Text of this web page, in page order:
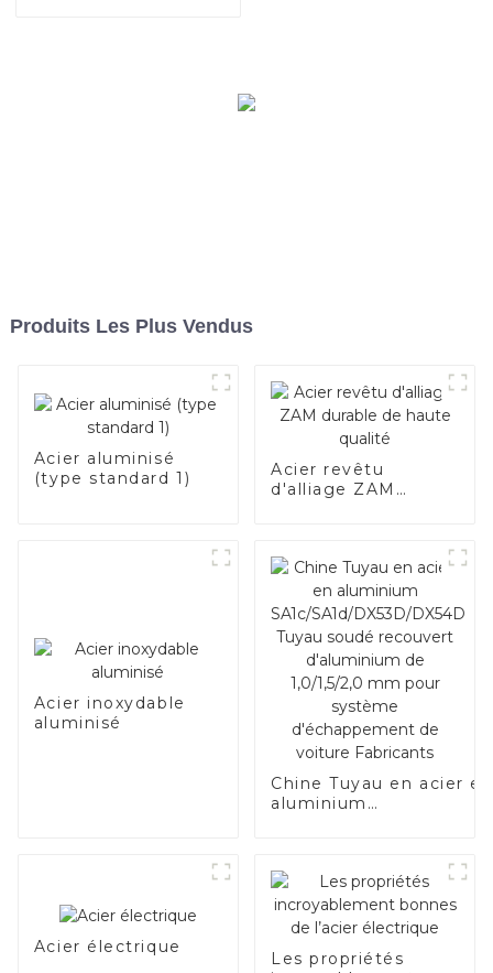
Produits Les Plus Vendus
Acier aluminisé
(type standard 1)
Acier revêtu
d'alliage ZAM
Acier inoxydable
aluminisé
Chine Tuyau en acier en
aluminium
1,0/1,5/2,0 mm pour
système
de voiture Fabricants
Acier électrique
Les propriétés